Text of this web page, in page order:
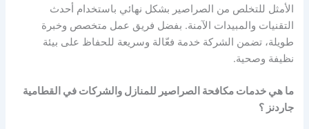
الأمثل للتخلص من الصراصير بشكل نهائي باستخدام أحدث
التقنيات والمبيدات الآمنة. بفضل فريق عمل متخصص وخبرة
طويلة، تضمن الشركة خدمة فعّالة وسريعة للحفاظ على بيئة
نظيفة وصحية.
ما هي خدمات مكافحة الصراصير للمنازل والشركات في القطامية
جاردنز ؟